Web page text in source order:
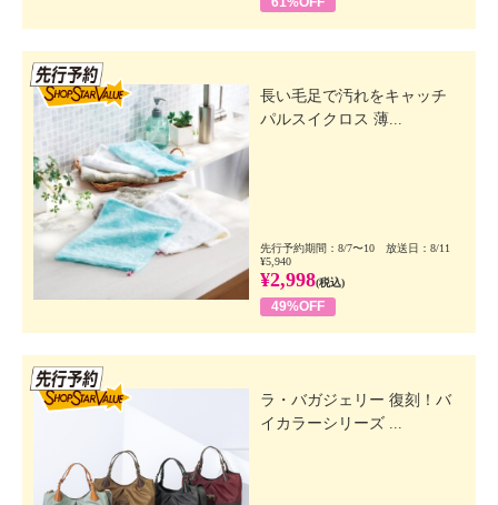
長い毛足で汚れをキャッチ
パルスイクロス 薄...
先行予約期間：8/7〜10 放送日：8/11
¥5,940
¥2,998(税込)
49%OFF
ラ・バガジェリー 復刻！バ
イカラーシリーズ ...